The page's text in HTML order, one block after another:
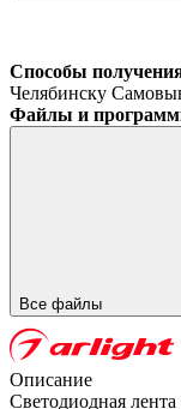
Способы получения
Челябинску
Файлы и
Все файлы
Описание
Светодиодная